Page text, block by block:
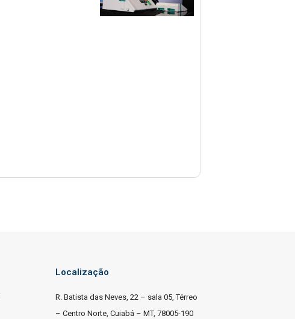
Localização
R. Batista das Neves, 22 – sala 05, Térreo
– Centro Norte, Cuiabá – MT, 78005-190